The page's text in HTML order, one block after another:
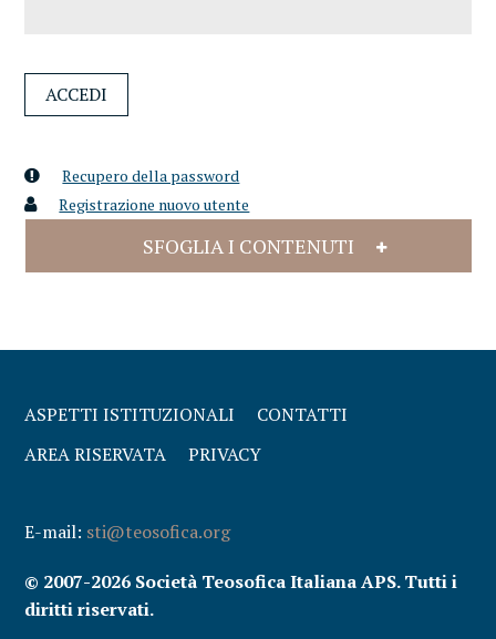
Recupero della password
Registrazione nuovo utente
SFOGLIA I CONTENUTI
ASPETTI ISTITUZIONALI
CONTATTI
AREA RISERVATA
PRIVACY
E-mail: sti@teosofica.org
© 2007-2026 Società Teosofica Italiana APS. Tutti i
diritti riservati.